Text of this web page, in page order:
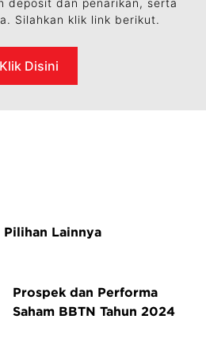
deposit dan penarikan, serta
Silahkan klik link berikut.
Klik Disini
Lainnya
Prospek dan Performa
Saham BBTN Tahun 2024